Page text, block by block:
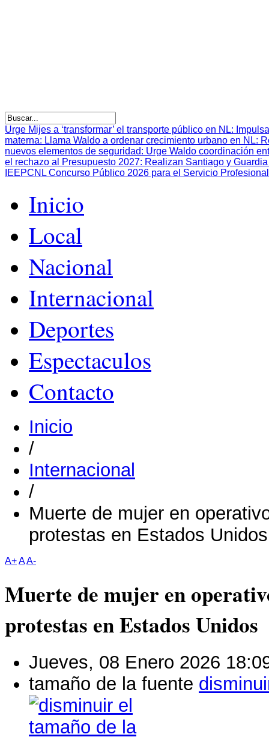
Urge Mijes a ‘transformar’ el transporte público en NL:
materna: Llama Waldo a ordenar crecimiento urbano en NL:
nuevos elementos de seguridad: Urge Waldo coordinación
el rechazo al Presupuesto 2027: Realizan Santiago y
IEEPCNL Concurso Público 2026 para el Servicio
Inicio
Local
Nacional
Internacional
Deportes
Espectaculos
Contacto
Inicio
/
Internacional
/
Muerte de mujer en
protestas en Estados Unidos
A+AA-
Muerte de mujer en
protestas en Estados Unidos
Jueves, 08 Enero 2026
tamaño de la fuente